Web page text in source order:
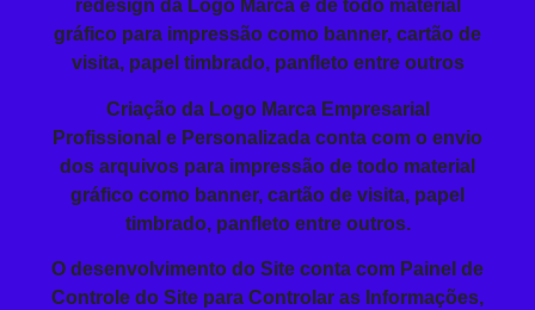
redesign da Logo Marca e de todo material
gráfico para impressão como banner, cartão de
visita, papel timbrado, panfleto entre outros
Criação da Logo Marca Empresarial
Profissional e Personalizada conta com o envio
dos arquivos para impressão de todo material
gráfico como banner, cartão de visita, papel
timbrado, panfleto entre outros.
O desenvolvimento do Site conta com Painel de
Controle do Site para Controlar as Informações,